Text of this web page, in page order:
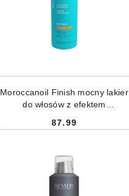
Moroccanoil Finish mocny lakier
do włosów z efektem
Cena:
87.99